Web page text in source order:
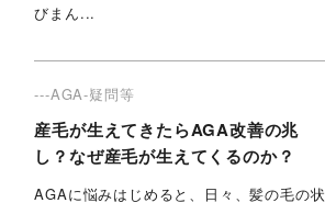
びまん...
---AGA-疑問等
産毛が生えてきたらAGA改善の兆
し？なぜ産毛が生えてくるのか？
AGAに悩みはじめると、日々、髪の毛の状